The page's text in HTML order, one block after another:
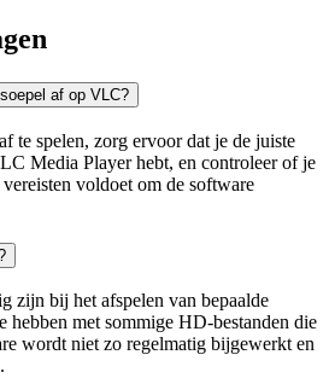
af op VLC?
te spelen, zorg ervoor dat je de juiste
Media Player hebt, en controleer of je
voldoet om de software
zijn bij het afspelen van bepaalde
hebben met sommige HD-bestanden die
wordt niet zo regelmatig bijgewerkt en